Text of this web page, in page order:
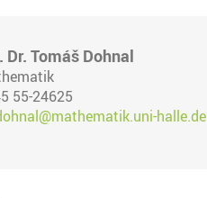
Tomáš Dohnal
55-24625
halle.de